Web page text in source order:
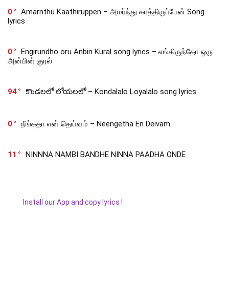
0
Amarnthu Kaathiruppen – அமர்ந்து காத்திருப்பேன் Song
lyrics
0
Engirundho oru Anbin Kural song lyrics – எங்கிருந்தோ ஒரு
அன்பின் குரல்
94 కొండలలో లోయలలో – Kondalalo Loyalalo song lyrics
0 நீங்கதா என் தெய்வம் – Neengetha En Deivam
11 NINNNA NAMBI BANDHE NINNA PAADHA ONDE
Install our App and copy lyrics !